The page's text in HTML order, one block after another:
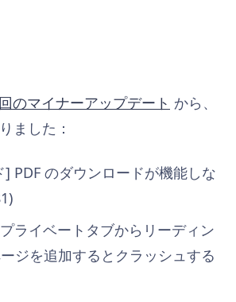
のマイナーアップデート から、
ました：
PDF のダウンロードが機能しな
ライベートタブからリーディン
ジを追加するとクラッシュする